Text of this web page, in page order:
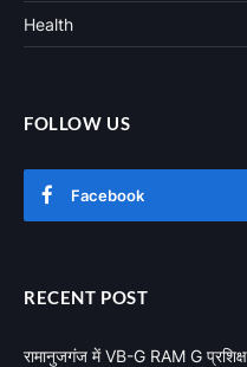
Health
FOLLOW US
Facebook
RECENT POST
रामानुजगंज में VB-G RAM G